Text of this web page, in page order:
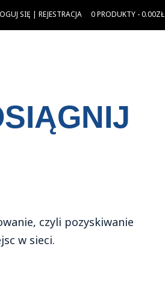
SIĘ | REJESTRACJA 0 PRODUKTY - 0.00ZŁ
czyli pozyskiwanie
w sieci.